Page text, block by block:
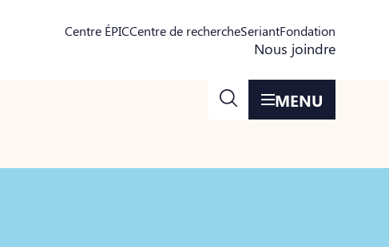
Centre ÉPICCentre de rechercheSeriantFondation
Nous joindre
MENU